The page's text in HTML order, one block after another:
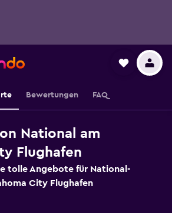
Bewertungen FAQ
National am
Flughafen
tolle Angebote für National-
City Flughafen